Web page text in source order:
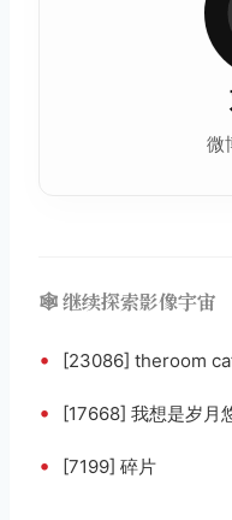
微
🕸️ 继续探索影像宇宙
• [23086] theroom
• [17668] 我想是岁月
• [7199] 碎片